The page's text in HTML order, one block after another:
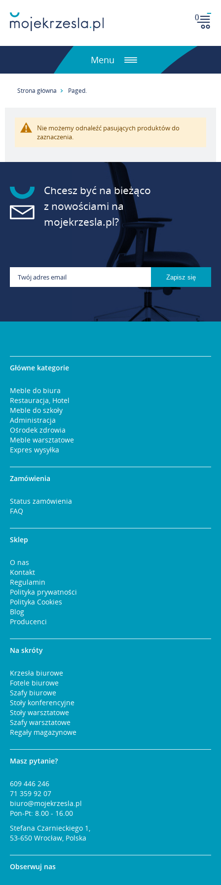
()
Menu
Strona główna Paged.
Nie możemy odnaleźć pasujących produktów do
zaznaczenia.
Chcesz być na bieżąco
z nowościami na
mojekrzesla.pl?
Główne kategorie
Meble do biura
Restauracja, Hotel
Meble do szkoły
Administracja
Ośrodek zdrowia
Meble warsztatowe
Expres wysyłka
Zamówienia
Status zamówienia
FAQ
Sklep
O nas
Kontakt
Regulamin
Polityka prywatności
Polityka Cookies
Blog
Producenci
Na skróty
Krzesła biurowe
Fotele biurowe
Szafy biurowe
Stoły konferencyjne
Stoły warsztatowe
Szafy warsztatowe
Regały magazynowe
Masz pytanie?
609 446 246
71 359 92 07
biuro@mojekrzesla.pl
Pon-Pt: 8.00 - 16.00
Stefana Czarnieckiego 1,
53-650 Wrocław, Polska
Obserwuj nas